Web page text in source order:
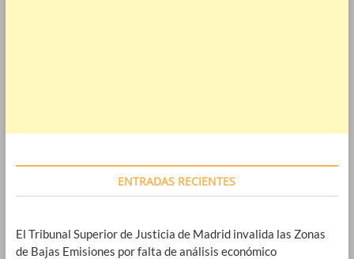
ENTRADAS RECIENTES
El Tribunal Superior de Justicia de Madrid invalida las Zonas
de Bajas Emisiones por falta de análisis económico